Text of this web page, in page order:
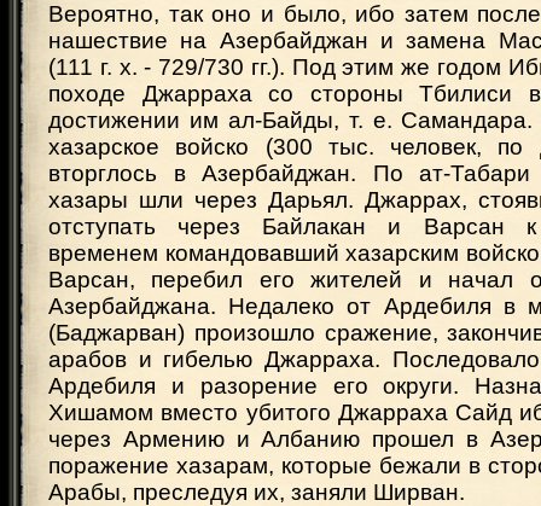
Вероятно, так оно и было, ибо затем
нашествие на Азербайджан и замена
(111 г. х. - 729/730 гг.). Под этим же годом
походе Джарраха со стороны Тбилиси
достижении им ал-Байды, т. е. Самандара.
хазарское войско (300 тыс. человек,
вторглось в Азербайджан. По ат-
хазары шли через Дарьял. Джаррах,
отступать через Байлакан и Варсан
временем командовавший хазарским
Варсан, перебил его жителей и начал
Азербайджана. Недалеко от Ардебиля в
(Баджарван) произошло сражение,
арабов и гибелью Джарраха.
Ардебиля и разорение его округи.
Хишамом вместо убитого Джарраха Сайд
через Армению и Албанию прошел в
поражение хазарам, которые бежали в
Арабы, преследуя их, заняли Ширван.